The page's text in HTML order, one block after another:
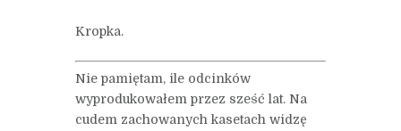
Kropka.
Nie pamiętam, ile odcinków
wyprodukowałem przez sześć lat. Na
cudem zachowanych kasetach widzę